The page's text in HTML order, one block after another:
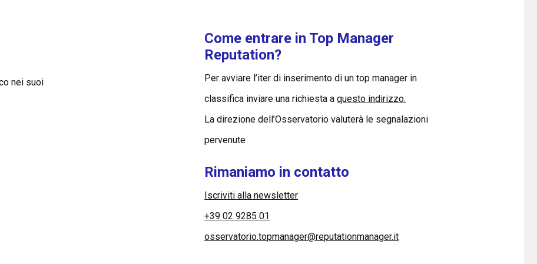
nei suoi
Come entrare in Top Manager
Reputation?
Per avviare l’iter di inserimento di un top manager in
classifica inviare una richiesta aquesto indirizzo.
La direzione dell’Osservatorio valuterà le segnalazioni
pervenute
Rimaniamo in contatto
Iscriviti alla newsletter
+39 02 9285 01
osservatorio.topmanager@reputationmanager.it